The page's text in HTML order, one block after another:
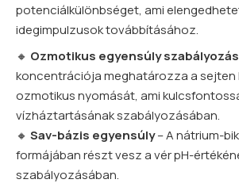
potenciálkülönbséget, ami
idegimpulzusok továbbításához.
🔸 Ozmotikus egyensúly
koncentrációja meghatározza a sejten
ozmotikus nyomását, ami
vízháztartásának szabályozásában.
🔸 Sav-bázis egyensúly– A nátrium-
formájában részt vesz a vér pH-
szabályozásában.